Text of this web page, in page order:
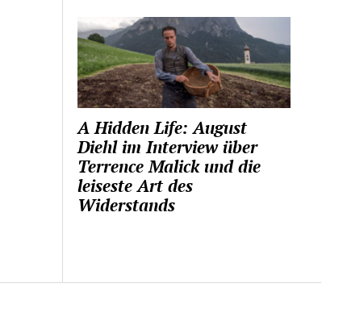
A Hidden Life: August
Diehl im Interview über
Terrence Malick und die
leiseste Art des
Widerstands